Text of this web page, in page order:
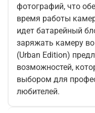
фотографий, что
время работы
идет батарейный
заряжать камеру во время
(Urban Edition)
возможностей,
выбором для
любителей.